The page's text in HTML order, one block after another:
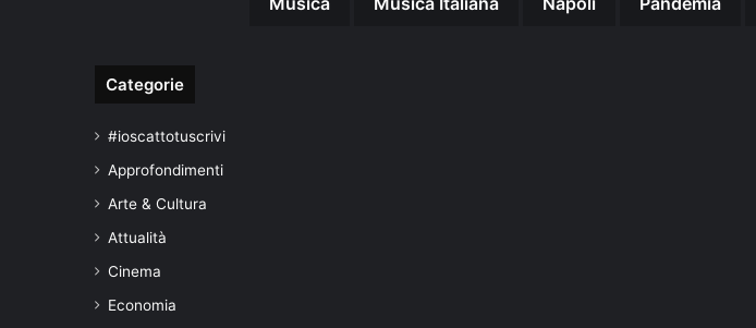
Categorie
#ioscattotuscrivi
Approfondimenti
Arte & Cultura
Attualità
Cinema
Economia